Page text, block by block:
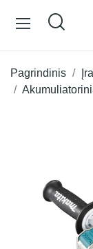
Pagrindinis